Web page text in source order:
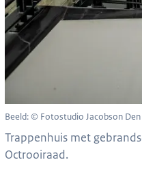
Beeld: © Fotostudio Jacobson Den
Trappenhuis met
Octrooiraad.